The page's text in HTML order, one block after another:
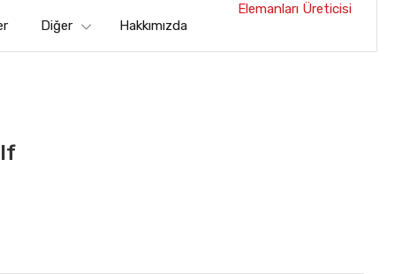
Diğer Hakkımızda
Elemanları Üreticisi